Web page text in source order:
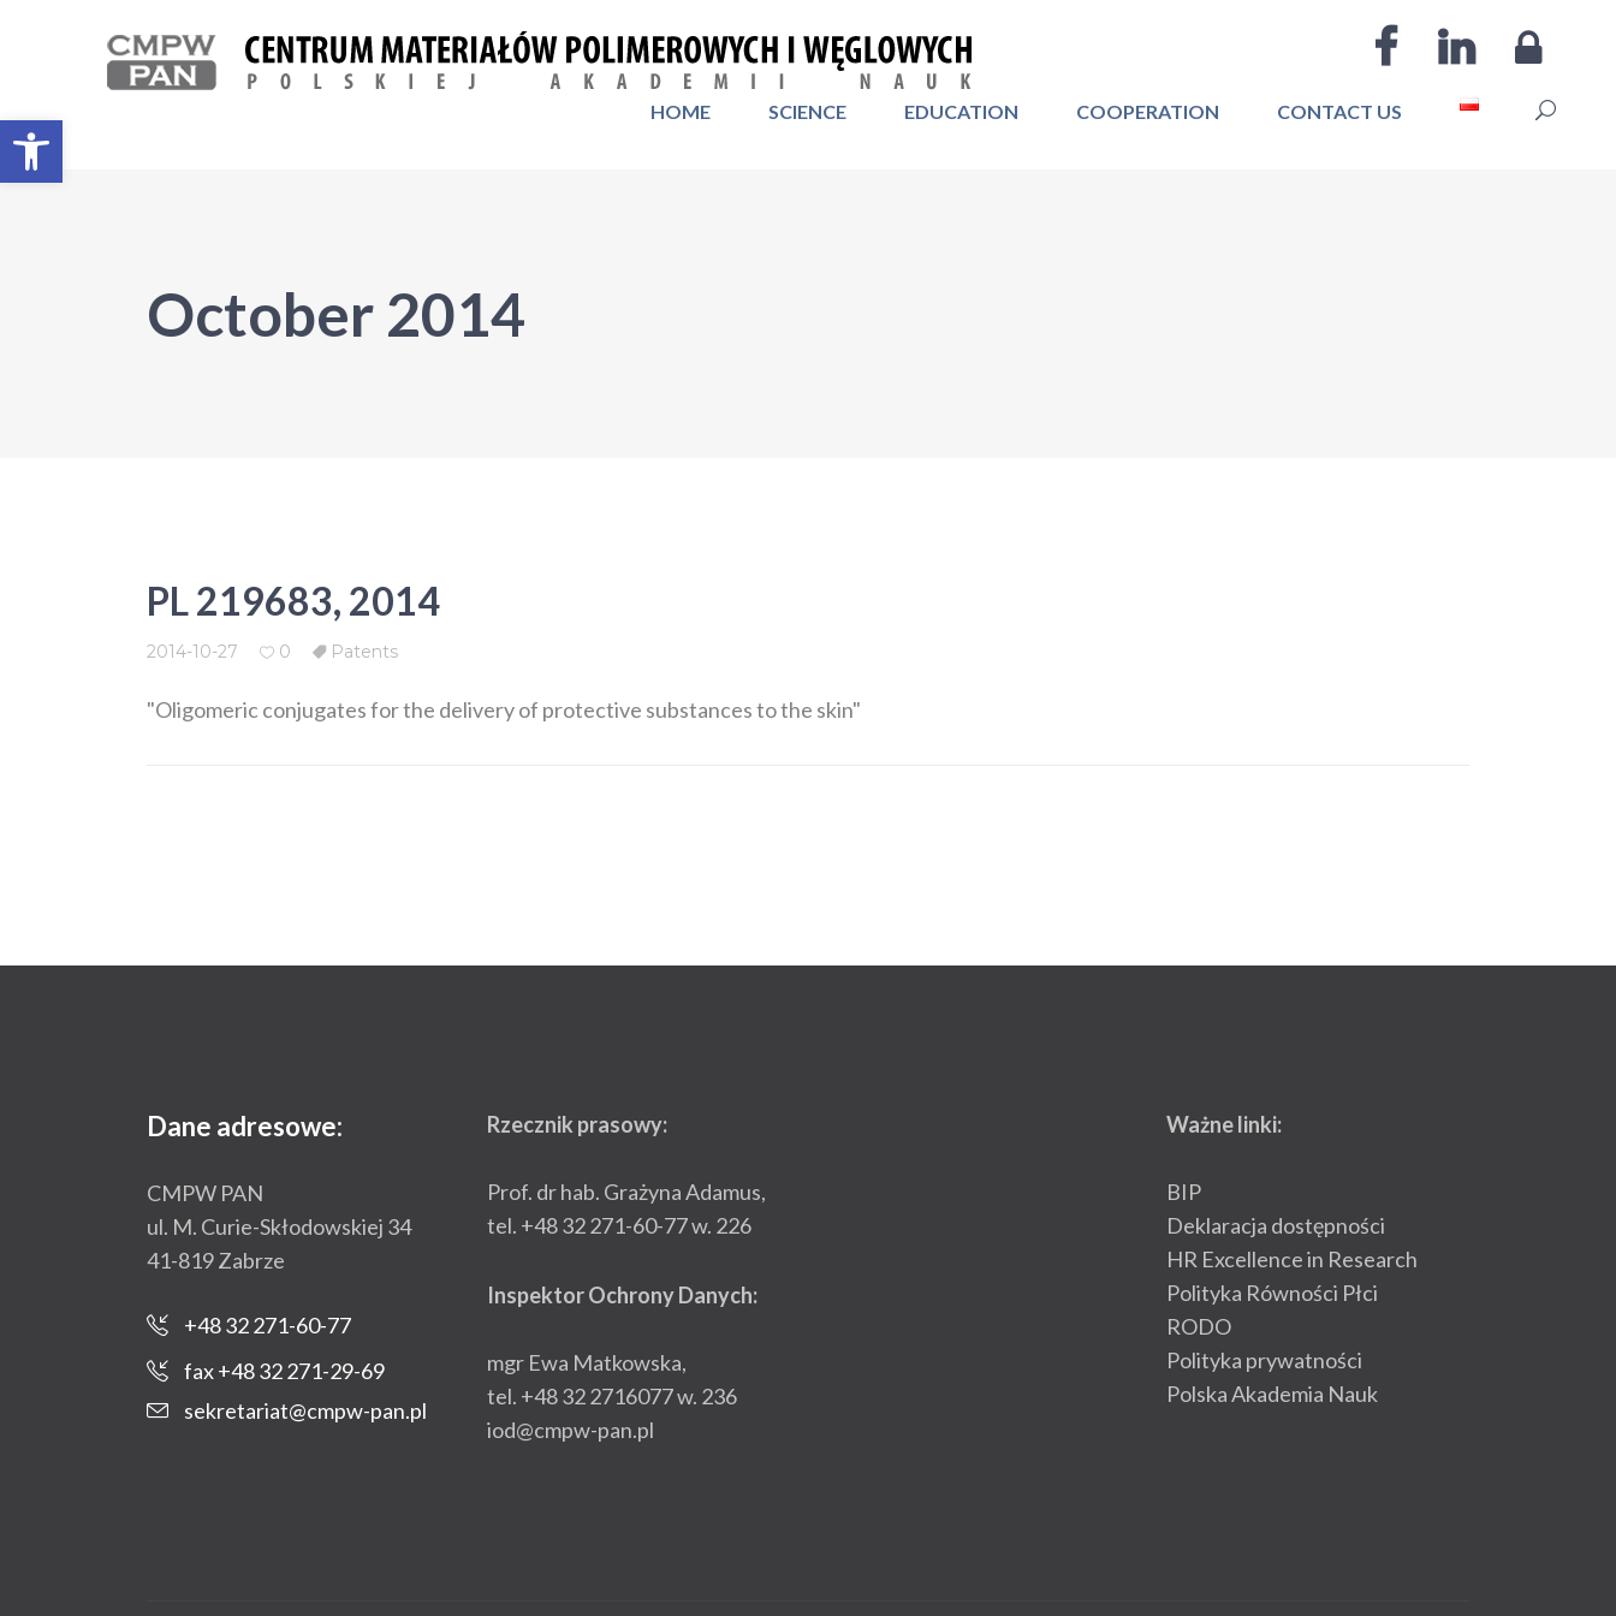
Open toolbar HOME SCIENCE EDUCATION COOPERATION CONTACT US
October 2014
PL 219683, 2014
2014-10-27 0 Patents
"Oligomeric conjugates for the delivery of protective substances to the skin"
Dane adresowe:
CMPW PAN
ul. M. Curie-Skłodowskiej 34
41-819 Zabrze
+48 32 271-60-77
fax +48 32 271-29-69
sekretariat@cmpw-pan.pl
Rzecznik prasowy:
Prof. dr hab. Grażyna Adamus,
tel. +48 32 271-60-77 w. 226
Inspektor Ochrony Danych:
mgr Ewa Matkowska,
tel. +48 32 2716077 w. 236
iod@cmpw-pan.pl
Ważne linki:
BIP
Deklaracja dostępności
HR Excellence in Research
Polityka Równości Płci
RODO
Polityka prywatności
Polska Akademia Nauk